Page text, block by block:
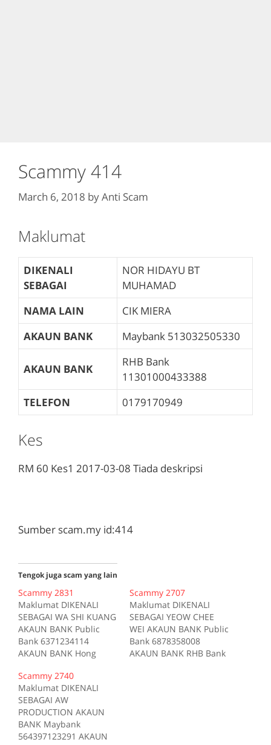
Scammy 414
March 6, 2018 byAnti Scam
Maklumat
DIKENALI
SEBAGAI
NOR HIDAYU BT
MUHAMAD
NAMA LAIN
CIK MIERA
AKAUN BANK
Maybank 513032505330
AKAUN BANK
RHB Bank
11301000433388
TELEFON
0179170949
Kes
RM 60 Kes1 2017-03-08 Tiada deskripsi
Sumber scam.my id:414
Tengok juga scam yang lain
Scammy 2831
Maklumat DIKENALI
SEBAGAI WA SHI KUANG
AKAUN BANK Public
Bank 6371234114
AKAUN BANK Hong
39200000667 AKAUN
BANK CIMB 7059737735
AKAUN BANK Maybank
155050405962 AKAUN
BANK RHB Bank
10407200031984 AKAUN
Scammy 2707
Maklumat DIKENALI
SEBAGAI YEOW CHEE
WEI AKAUN BANK Public
Bank 6878358008
AKAUN BANK RHB Bank
Scammy 2740
Maklumat DIKENALI
SEBAGAI AW
PRODUCTION AKAUN
BANK Maybank
564397123291 AKAUN